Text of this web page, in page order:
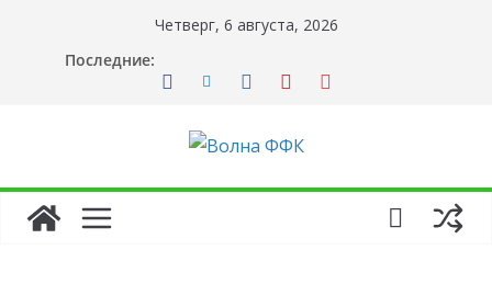
содержимому
Четверг, 6 августа, 2026
Последние: